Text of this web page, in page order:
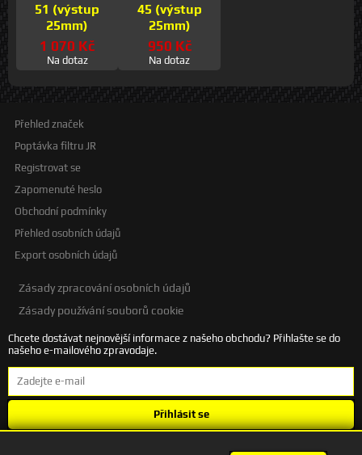
51 (výstup
25mm)
1 070 Kč
Na dotaz
45 (výstup
25mm)
950 Kč
Na dotaz
Přehled značek
Poptávka filtru JR
Registrovat se
Zapomenuté heslo
Obchodní podmínky
Přehled osobních údajů
Export osobních údajů
Zásady zpracování osobních údajů
Zásady používání souborů cookie
Chcete dostávat nejnovější informace z našeho obchodu? Přihlašte se do
našeho e-mailového zpravodaje.
Přihlásit se